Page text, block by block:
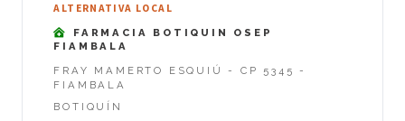
ALTERNATIVA LOCAL
FARMACIA BOTIQUIN OSEP
FIAMBALA
FRAY MAMERTO ESQUIÚ - CP 5345 -
FIAMBALA
BOTIQUÍN